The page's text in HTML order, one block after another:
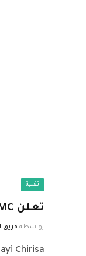
تقنية
تعلن AMC عن سلسلة Anne Rice الثالثة في الكون الخالد
بواسطة فريق